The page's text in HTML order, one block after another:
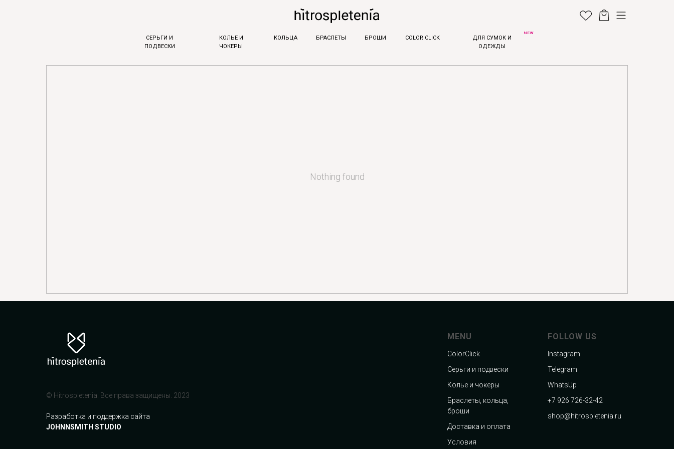
СЕРЬГИ И
ПОДВЕСКИ
COLOR CLICK
КОЛЬЕ И
ЧОКЕРЫ
КОЛЬЦА БРАСЛЕТЫ БРОШИ
ДЛЯ СУМОК И
ОДЕЖДЫ
NEW
Nothing found
© Hitrospletenia. Все права защищены. 2023
Разработка и поддержка сайта
JOHNNSMITH STUDIO
MENU
ColorClick
Серьги и подвески
Колье и чокеры
Браслеты, кольца,
броши
Доставка и оплата
Условия
FOLLOW US
Instagram
Telegram
WhatsUp
+7 926 726-32-42
shop@hitrospletenia.ru